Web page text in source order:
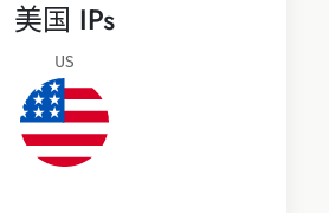
美国 IPs
US